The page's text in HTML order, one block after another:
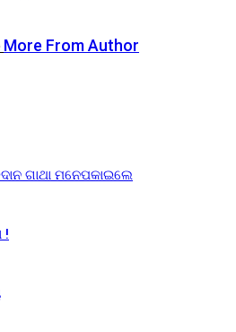
More From Author
ଗାଥା ମନେପକାଇଲେ
!